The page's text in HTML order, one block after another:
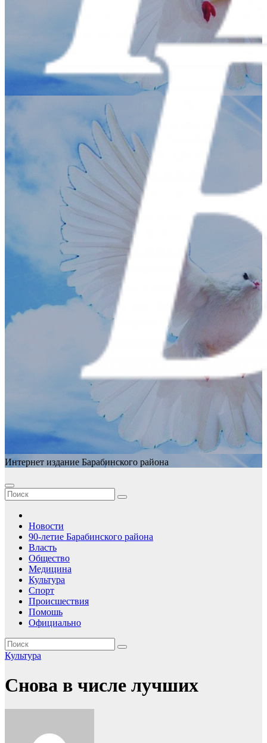
Интернет издание Барабинского района
Новости
90-летие Барабинского района
Власть
Общество
Медицина
Культура
Спорт
Происшествия
Помошь
Официально
Культура
Снова в числе лучших